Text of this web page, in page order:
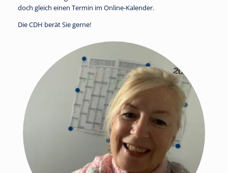
doch gleich einen Termin im Online-Kalender.
Die CDH berät Sie gerne!